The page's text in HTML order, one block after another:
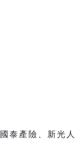
泰產險、新光人